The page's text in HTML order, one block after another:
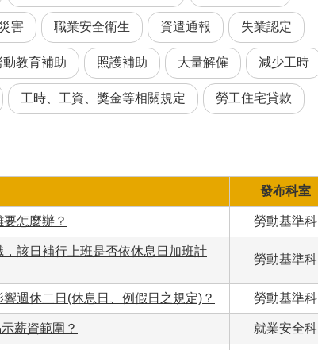
害 職業安全衛生 資遣通報 失業認定
動教育補助 照護補助 大量解僱 減少工時
工時、工資、獎金等相關規定 勞工住宅貸款
發布科室
怎麼辦？ 勞動基準科
該日補行上班是否依休息日加班計
勞動基準科
週休二日(休息日、例假日之規定)？ 勞動基準科
薪資範圍？ 就業安全科